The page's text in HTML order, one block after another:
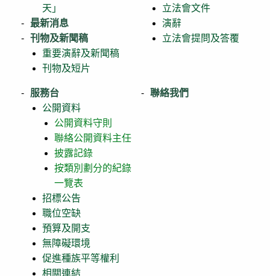
天」
最新消息
刊物及新聞稿
重要演辭及新聞稿
刊物及短片
立法會文件
演辭
立法會提問及答覆
服務台
公開資料
公開資料守則
聯絡公開資料主任
披露記錄
按類別劃分的紀錄
一覽表
招標公告
職位空缺
預算及開支
無障礙環境
促進種族平等權利
相關連結
聯絡我們